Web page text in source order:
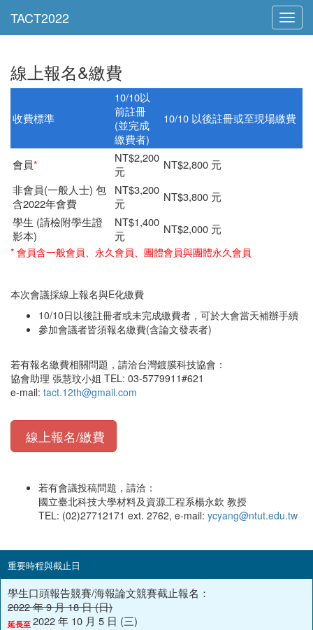
線上報名&繳費
收費標準
10/10以
前註冊
(並完成
繳費者)
10/10 以後註冊或至現場繳費
會員*
NT$2,200
元
NT$2,800 元
非會員(一般人士) 包
含2022年會費
NT$3,200
元
NT$3,800 元
學生 (請檢附學生證
影本)
NT$1,400
元
NT$2,000 元
* 會員含一般會員、永久會員、團體會員與團體永久會員
本次會議採線上報名與E化繳費
10/10日以後註冊者或未完成繳費者，可於大會當天補辦手續
參加會議者皆須報名繳費(含論文發表者)
若有報名繳費相關問題，請洽台灣鍍膜科技協會：
協會助理 張慧玟小姐 TEL: 03-5779911#621
e-mail: tact.12th@gmail.com
線上報名/繳費
若有會議投稿問題，請洽：
國立臺北科技大學材料及資源工程系楊永欽 教授
TEL: (02)27712171 ext. 2762, e-mail: ycyang@ntut.edu.tw
重要時程與截止日
學生口頭報告競賽/海報論文競賽截止報名：
2022 年 9 月 18 日 (日)
延長至 2022 年 10 月 5 日 (三)